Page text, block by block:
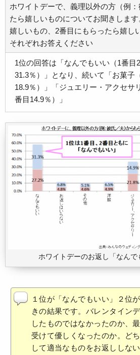
ホワイトデーで、義理以外の方（例
たら嬉しいものについてお聞きしま
嬉しいもの、2番目にもらったら嬉し
それぞれお答えください
1位の回答は「なんでもいい（1番目
31.3％）」となり、続いて「お菓子
18.9％）」「ジュエリー・アクセサ
番目14.9％）」
ホワイトデーのお返し「なんで
１位が「なんでもいい」２位
きの結果です。バレンタイン
したものではなかったのか、
受けて優しくなったのか。ど
して適当なものをお返ししな